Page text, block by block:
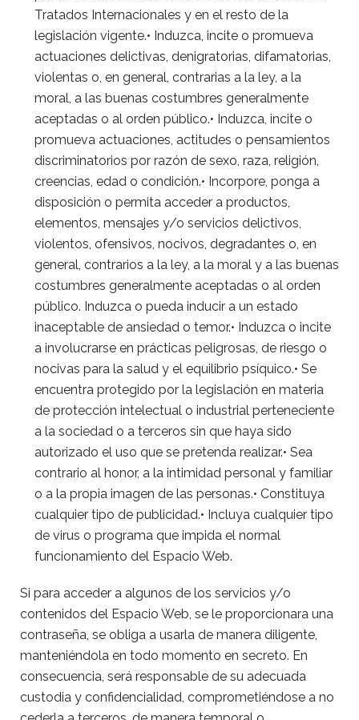
Tratados Internacionales y en el resto de la
legislación vigente.• Induzca, incite o promueva
actuaciones delictivas, denigratorias, difamatorias,
violentas o, en general, contrarias a la ley, a la
moral, a las buenas costumbres generalmente
aceptadas o al orden público.• Induzca, incite o
promueva actuaciones, actitudes o pensamientos
discriminatorios por razón de sexo, raza, religión,
creencias, edad o condición.• Incorpore, ponga a
disposición o permita acceder a productos,
elementos, mensajes y/o servicios delictivos,
violentos, ofensivos, nocivos, degradantes o, en
general, contrarios a la ley, a la moral y a las buenas
costumbres generalmente aceptadas o al orden
público. Induzca o pueda inducir a un estado
inaceptable de ansiedad o temor.• Induzca o incite
a involucrarse en prácticas peligrosas, de riesgo o
nocivas para la salud y el equilibrio psíquico.• Se
encuentra protegido por la legislación en materia
de protección intelectual o industrial perteneciente
a la sociedad o a terceros sin que haya sido
autorizado el uso que se pretenda realizar.• Sea
contrario al honor, a la intimidad personal y familiar
o a la propia imagen de las personas.• Constituya
cualquier tipo de publicidad.• Incluya cualquier tipo
de virus o programa que impida el normal
funcionamiento del Espacio Web.
Si para acceder a algunos de los servicios y/o
contenidos del Espacio Web, se le proporcionara una
contraseña, se obliga a usarla de manera diligente,
manteniéndola en todo momento en secreto. En
consecuencia, será responsable de su adecuada
custodia y confidencialidad, comprometiéndose a no